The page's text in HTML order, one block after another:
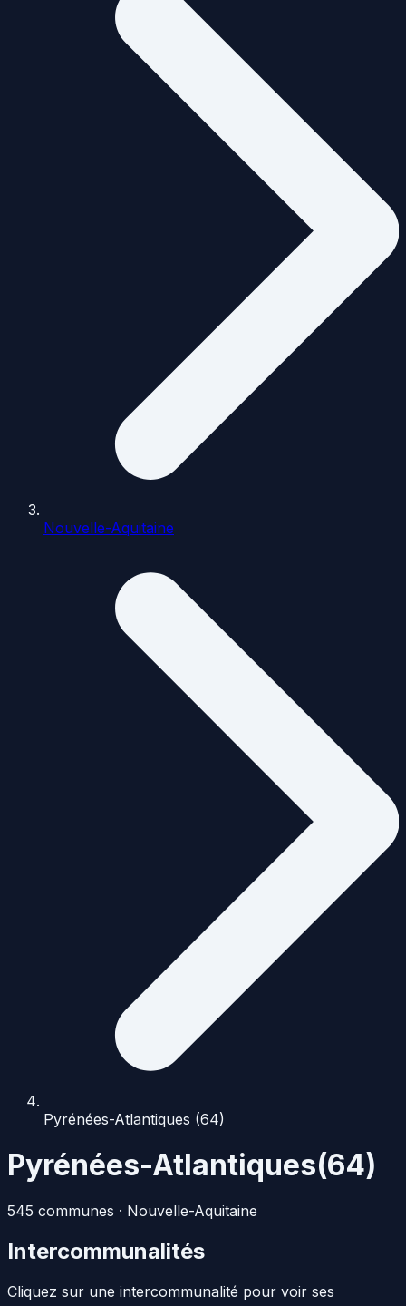
Nouvelle-Aquitaine
Pyrénées-Atlantiques (64)
Pyrénées-Atlantiques(64)
545 communes · Nouvelle-Aquitaine
Intercommunalités
Cliquez sur une intercommunalité pour voir ses